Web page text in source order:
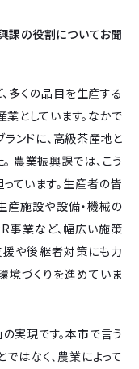
課の役割についてお聞
多くの品目を生産する
としています。なかで
ランドに、高級茶産地と
農業振興課では、こう
ています。生産者の皆
産施設や設備・機械の
事業など、幅広い施策
援や後継者対策にも力
境づくりを進めていま
実現です。本市で言う
はなく、農業によって